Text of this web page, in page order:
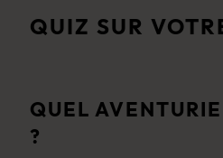
QUIZ SUR
QUEL
?